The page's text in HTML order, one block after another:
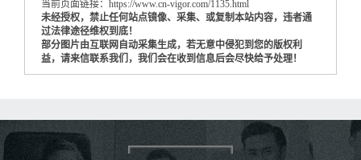
当前页面链接：https://www.cn-vigor.com/1135.html
未经授权，禁止任何站点镜像、采集、或复制本站内容，违者通
过法律途径维权到底！
部分图片由互联网自动采集生成，若无意中侵犯到您的版权利
益，请来信联系我们，我们会在收到信息后会尽快给予处理！